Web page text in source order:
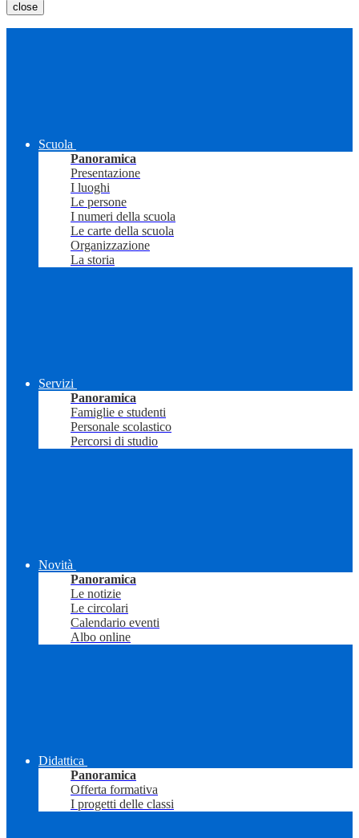
close
Scuola
Panoramica
Presentazione
I luoghi
Le persone
I numeri della scuola
Le carte della scuola
Organizzazione
La storia
Servizi
Panoramica
Famiglie e studenti
Personale scolastico
Percorsi di studio
Novità
Panoramica
Le notizie
Le circolari
Calendario eventi
Albo online
Didattica
Panoramica
Offerta formativa
I progetti delle classi